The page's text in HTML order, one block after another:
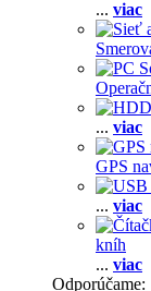
... viac
... viac
GPS
... viac
kníh
... viac
Odporúčame: